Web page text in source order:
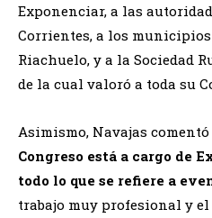
Exponenciar, a las
Corrientes, a los
Riachuelo, y a la Sociedad
de la cual valoró a toda su
Asimismo, Navajas
Congreso está a cargo de
todo lo que se refiere a
trabajo muy profesional y